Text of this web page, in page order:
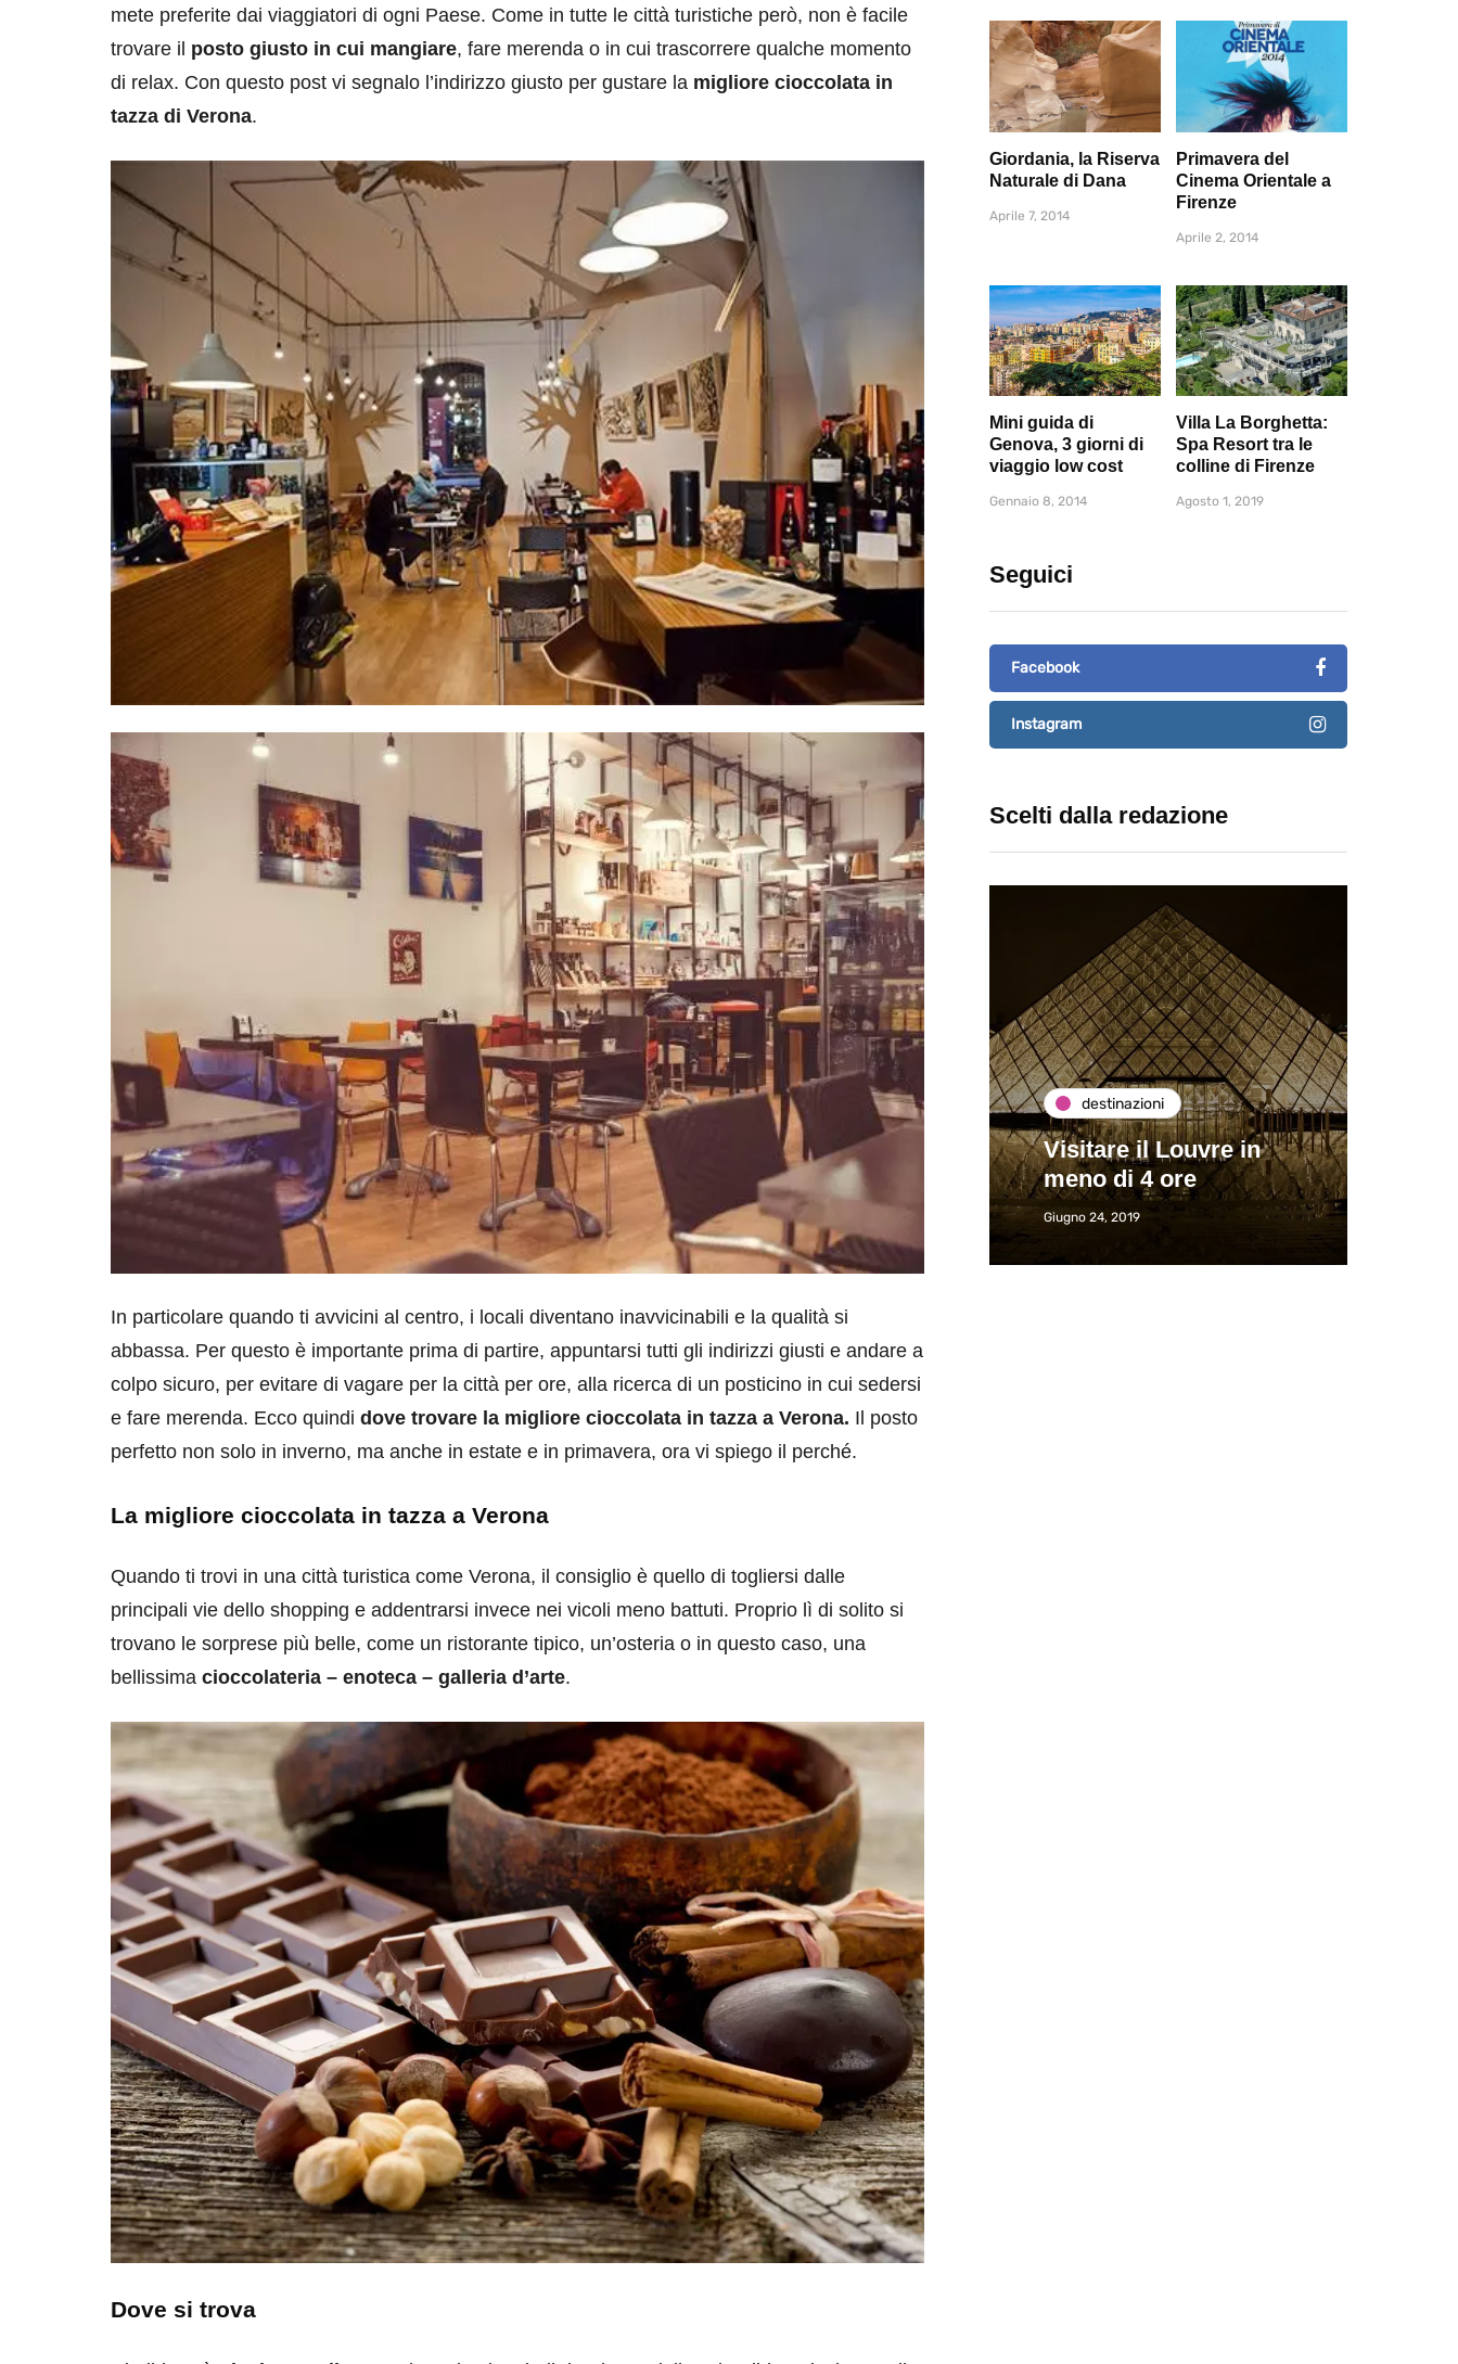
mete preferite dai viaggiatori di ogni Paese. Come in tutte le città turistiche però, non è facile
trovare il posto giusto in cui mangiare, fare merenda o in cui trascorrere qualche momento
di relax. Con questo post vi segnalo l’indirizzo giusto per gustare la migliore cioccolata in
tazza di Verona.
In particolare quando ti avvicini al centro, i locali diventano inavvicinabili e la qualità si
abbassa. Per questo è importante prima di partire, appuntarsi tutti gli indirizzi giusti e andare a
colpo sicuro, per evitare di vagare per la città per ore, alla ricerca di un posticino in cui sedersi
e fare merenda. Ecco quindi dove trovare la migliore cioccolata in tazza a Verona. Il posto
perfetto non solo in inverno, ma anche in estate e in primavera, ora vi spiego il perché.
La migliore cioccolata in tazza a Verona
Quando ti trovi in una città turistica come Verona, il consiglio è quello di togliersi dalle
principali vie dello shopping e addentrarsi invece nei vicoli meno battuti. Proprio lì di solito si
trovano le sorprese più belle, come un ristorante tipico, un’osteria o in questo caso, una
bellissima cioccolateria – enoteca – galleria d’arte.
Dove si trova
Giordania, la Riserva
Naturale di Dana
Aprile 7, 2014
Primavera del
Cinema Orientale a
Firenze
Aprile 2, 2014
Mini guida di
Genova, 3 giorni di
viaggio low cost
Gennaio 8, 2014
Villa La Borghetta:
Spa Resort tra le
colline di Firenze
Agosto 1, 2019
Seguici
Facebook
Instagram
Scelti dalla redazione
il Louvre in
di 4 ore
destinazioni
Paros e la Grecia di
Immaturi il Viaggio
Giugno 26, 2013
eventi
Eventi di aprile 2026 a
Rimini e dintorni
Marzo 31, 2026
destinazioni
Visitare il Louvre in
meno di 4 ore
Giugno 24, 2019